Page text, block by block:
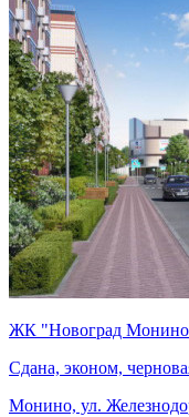
ЖК "Новоград
Сдана, эконом,
Монино, ул.